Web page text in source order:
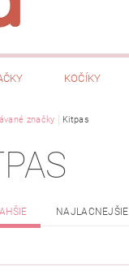
KOČÍKY
značky Kitpas
NAJLACNEJŠIE